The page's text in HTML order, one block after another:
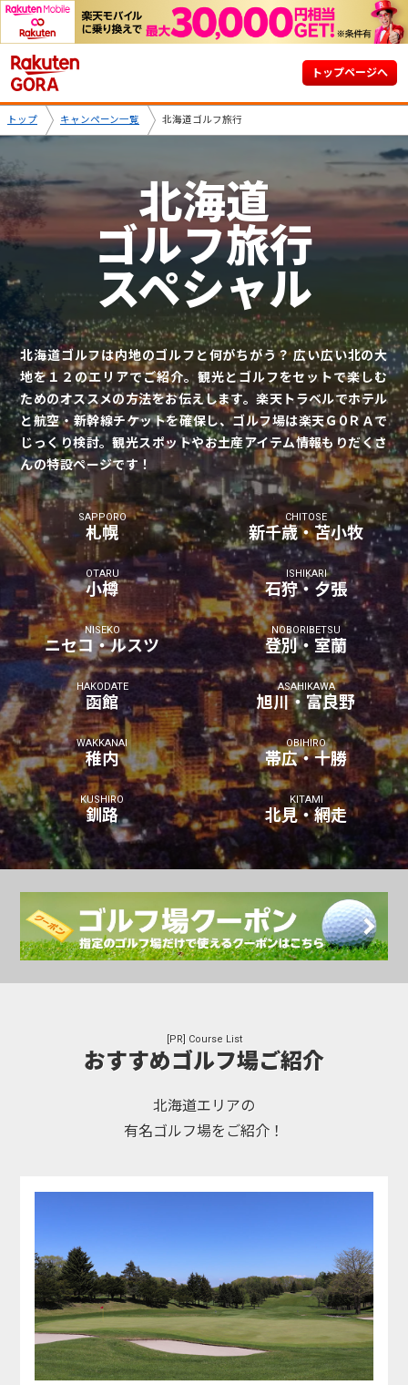
トップページへ
トップ キャンペーン一覧 北海道ゴルフ旅行
北海道
ゴルフ旅行
スペシャル
北海道ゴルフは内地のゴルフと何がちがう？ 広い広い北の大
地を１２のエリアでご紹介。観光とゴルフをセットで楽しむ
ためのオススメの方法をお伝えします。楽天トラベルでホテル
と航空・新幹線チケットを確保し、ゴルフ場は楽天ＧОＲＡで
じっくり検討。観光スポットやお土産アイテム情報もりだくさ
んの特設ページです！
SAPPORO
札幌
CHITOSE
新千歳・苫小牧
OTARU
小樽
ISHIKARI
石狩・夕張
NISEKO
ニセコ・ルスツ
NOBORIBETSU
登別・室蘭
HAKODATE
函館
ASAHIKAWA
旭川・富良野
WAKKANAI
稚内
OBIHIRO
帯広・十勝
KUSHIRO
釧路
KITAMI
北見・網走
[PR] Course List
おすすめゴルフ場ご紹介
北海道エリアの
有名ゴルフ場をご紹介！